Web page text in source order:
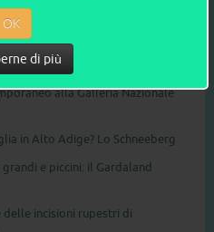
OK
di più
blog
alla Galleria Nazionale
in Alto Adige? Lo Schneeberg
e piccini: il Gardaland
delle incisioni rupestri di